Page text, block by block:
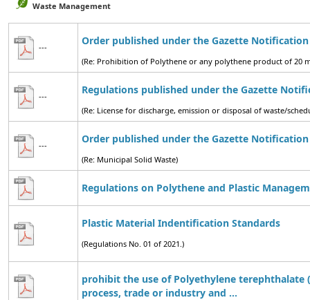
Waste Management
--- Order published under the Gazette Notification
(Re: Prohibition of Polythene or any polythene product of 20
--- Regulations published under the Gazette
(Re: License for discharge, emission or disposal of waste/
--- Order published under the Gazette Notification
(Re: Municipal Solid Waste)
Regulations on Polythene and Plastic
Plastic Material Indentification Standards
(Regulations No. 01 of 2021.)
prohibit the use of Polyethylene terephthalate
process, trade or industry and ...